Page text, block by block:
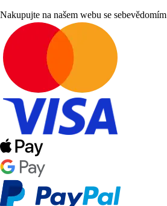
Nakupujte na našem webu se sebevědomím